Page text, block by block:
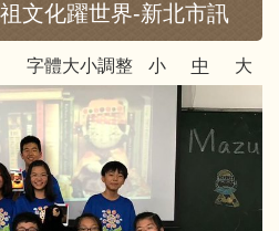
文化躍世界-新北市訊
字體大小調整 小 中 大